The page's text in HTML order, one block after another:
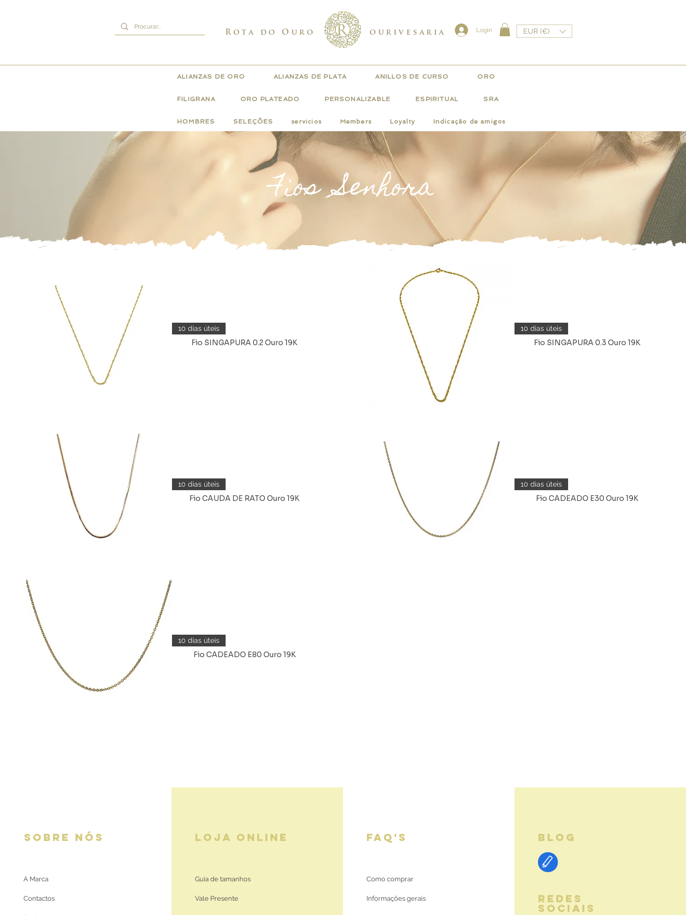
Rota do Ouro ourivesaria Login EUR (€)
ALIANZAS DE ORO ALIANZAS DE PLATA ANILLOS DE CURSO ORO
FILIGRANA ORO PLATEADO PERSONALIZABLE ESPIRITUAL SRA
HOMBRES SELEÇÕES servicios Members Loyalty Indicação de amigos
Fios Senhora
10 dias úteis
Fio SINGAPURA 0.2 Ouro 19K
10 dias úteis
Fio SINGAPURA 0.3 Ouro 19K
10 dias úteis
Fio CAUDA DE RATO Ouro 19K
10 dias úteis
Fio CADEADO E30 Ouro 19K
10 dias úteis
Fio CADEADO E80 Ouro 19K
SOBRE NÓS
A Marca
Contactos
LOJA ONLINE
Guia de tamanhos
Vale Presente
FAQ'S
Como comprar
Informações gerais
BLOG
REDES
SOCIAIS